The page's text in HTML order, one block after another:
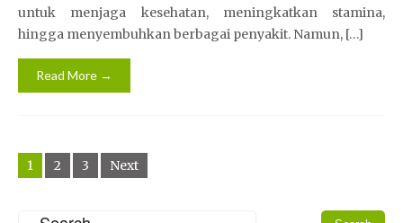
untuk menjaga kesehatan, meningkatkan stamina,
hingga menyembuhkan berbagai penyakit. Namun, […]
Read More →
Posts
navigation
1 2 3 Next